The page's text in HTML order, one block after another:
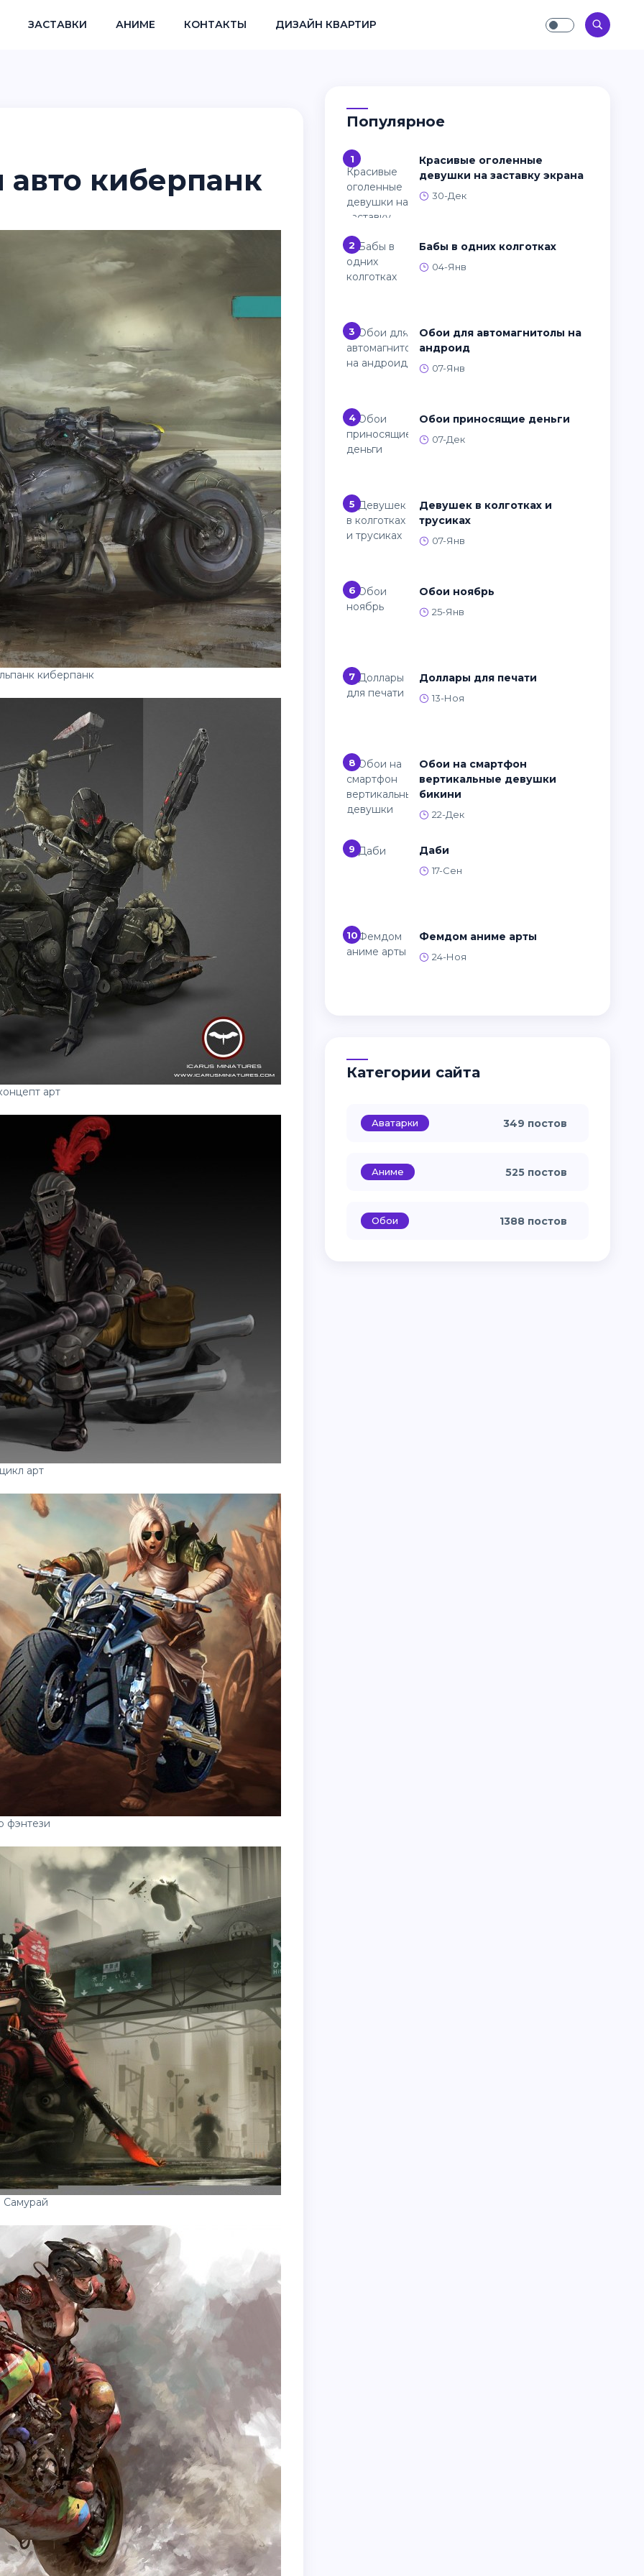
ЗАСТАВКИ АНИМЕ КОНТАКТЫ ДИЗАЙН КВАРТИР
киберпанк
киберпанк
арт
арт
фэнтези
Популярное
1
Красивые оголенные
девушки на заставку экрана
30-Дек
2 Бабы в одних колготках
04-Янв
3
Обои для автомагнитолы на
андроид
07-Янв
4 Обои приносящие деньги
07-Дек
5
Девушек в колготках и
трусиках
07-Янв
6 Обои ноябрь
25-Янв
7 Доллары для печати
13-Ноя
8
Обои на смартфон
вертикальные девушки
бикини
22-Дек
9 Даби
17-Сен
10 Фемдом аниме арты
24-Ноя
Категории сайта
Аватарки 349 постов
Аниме 525 постов
Обои 1388 постов